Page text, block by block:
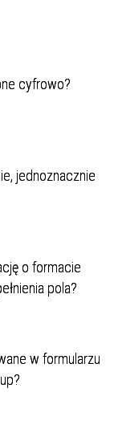
cyfrowo?
jednoznacznie
o formacie
pola?
w formularzu